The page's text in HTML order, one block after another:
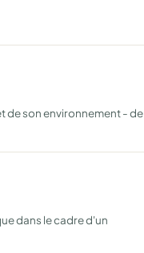
de son environnement - de
dans le cadre d'un